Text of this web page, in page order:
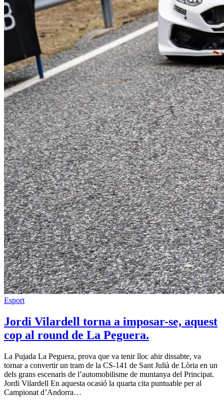
Esport
Jordi Vilardell torna a imposar-se, aquest
cop al round de La Peguera.
La Pujada La Peguera, prova que va tenir lloc ahir dissabte, va
tornar a convertir un tram de la CS-141 de Sant Julià de Lòria en un
dels grans escenaris de l’automobilisme de muntanya del Principat.
Jordi Vilardell En aquesta ocasió la quarta cita puntuable per al
Campionat d’Andorra…